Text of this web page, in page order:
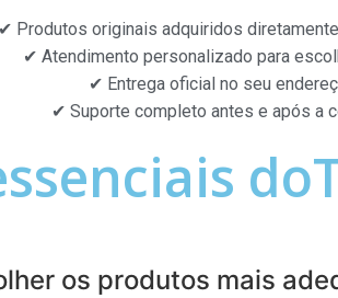
✔ Produtos originais adquiridos diretamente
✔ Atendimento personalizado para
✔ Entrega oficial no seu
✔ Suporte completo antes e após a
os produtos mais